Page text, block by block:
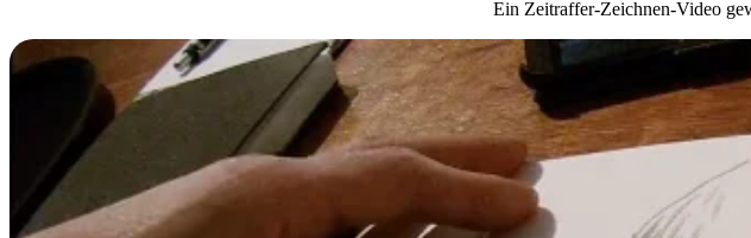
Ein Zeitraffer-Zeichnen-Video